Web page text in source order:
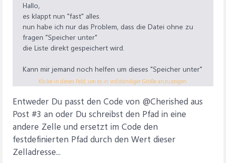
Hallo,
es klappt nun "fast" alles.
nun habe ich nur das Problem, dass die Datei ohne zu
fragen "Speicher unter"
die Liste direkt gespeichert wird.
Kann mir jemand noch helfen um dieses "Speicher unter"
noch hinzuzufügen :-)
Klicke in dieses Feld, um es in vollständiger Größe anzuzeigen.
Entweder Du passt den Code von @Cherished aus
Post #3 an oder Du schreibst den Pfad in eine
andere Zelle und ersetzt im Code den
festdefinierten Pfad durch den Wert dieser
Zelladresse...